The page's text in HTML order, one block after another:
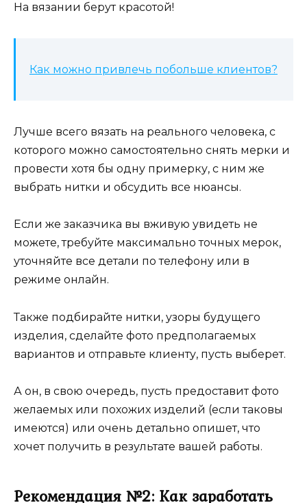
На вязании берут красотой!
Как можно привлечь побольше клиентов?
Лучше всего вязать на реального человека, с
которого можно самостоятельно снять мерки и
провести хотя бы одну примерку, с ним же
выбрать нитки и обсудить все нюансы.
Если же заказчика вы вживую увидеть не
можете, требуйте максимально точных мерок,
уточняйте все детали по телефону или в
режиме онлайн.
Также подбирайте нитки, узоры будущего
изделия, сделайте фото предполагаемых
вариантов и отправьте клиенту, пусть выберет.
А он, в свою очередь, пусть предоставит фото
желаемых или похожих изделий (если таковы
имеются) или очень детально опишет, что
хочет получить в результате вашей работы.
Рекомендация №2: Как заработать